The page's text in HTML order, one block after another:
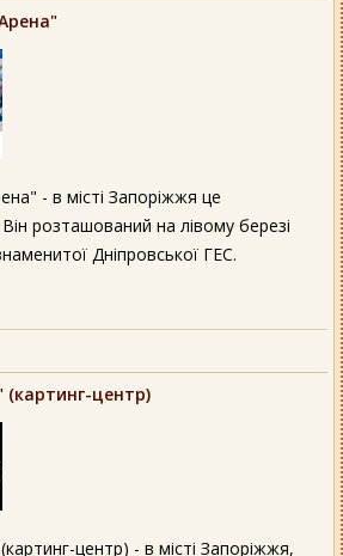
- в місті Запоріжжя це
розташований на лівому березі
Дніпровської ГЕС.
центр)
центр) - в місті Запоріжжя,